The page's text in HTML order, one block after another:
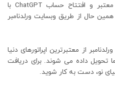
بپردازید. برای خرید شماره مجازی معتبر و افتتاح حساب ChatGPT با
حال از طریق وبسایت ورلدنامبر
از معتبرترین اپراتورهای دنیا
تحویل داده می شوند. برای دریافت